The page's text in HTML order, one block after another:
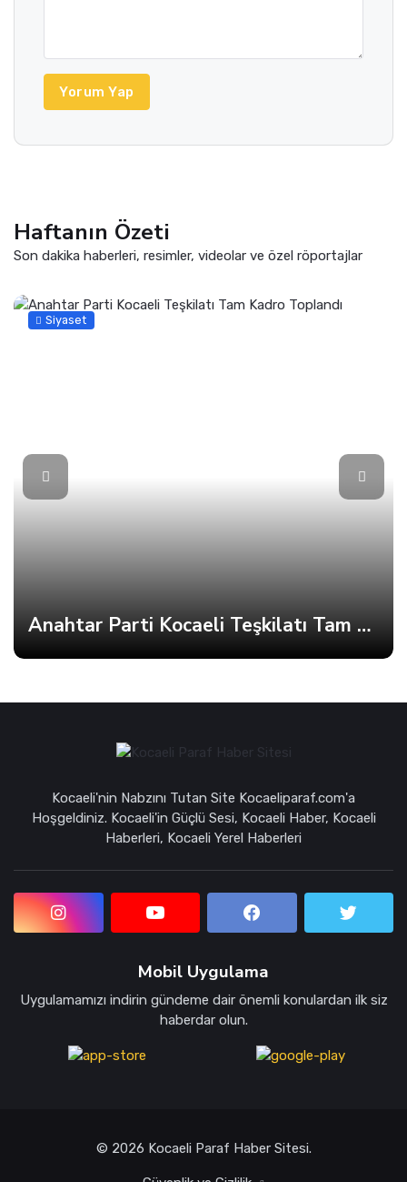
Yorum Yap
Haftanın Özeti
Son dakika haberleri, resimler, videolar ve özel röportajlar
Siyaset
Anahtar Parti Kocaeli Teşkilatı Tam Kadro Toplandı
Kocaeli'nin Nabzını Tutan Site Kocaeliparaf.com'a
Hoşgeldiniz. Kocaeli'in Güçlü Sesi, Kocaeli Haber, Kocaeli
Haberleri, Kocaeli Yerel Haberleri
Mobil Uygulama
Uygulamamızı indirin gündeme dair önemli konulardan ilk siz
haberdar olun.
© 2026 Kocaeli Paraf Haber Sitesi.